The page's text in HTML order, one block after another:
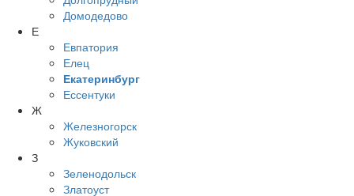
Домодедово
Е
Евпатория
Елец
Екатеринбург
Ессентуки
Ж
Железногорск
Жуковский
З
Зеленодольск
Златоуст